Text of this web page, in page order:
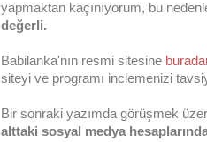
yapmaktan kaçınıyorum, bu
değerli.
Babilanka'nın resmi sitesine
siteyi ve programı inclemenizi
Bir sonraki yazımda görüşmek
alttaki sosyal medya